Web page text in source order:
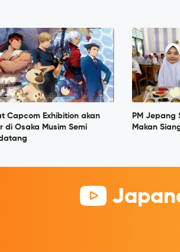
Capcom Exhibition akan
di Osaka Musim Semi
PM Jepang
Makan